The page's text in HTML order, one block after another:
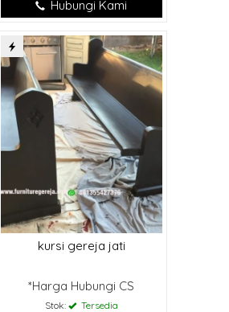
Hubungi Kami
kursi gereja jati
*Harga Hubungi CS
Stok: Tersedia